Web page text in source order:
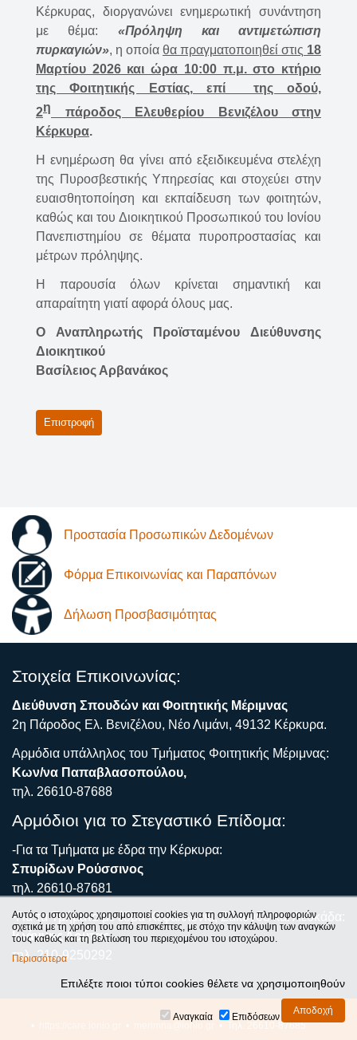
Κέρκυρας, διοργανώνει ενημερωτική συνάντηση
με θέμα: «Πρόληψη και αντιμετώπιση
πυρκαγιών», η οποία θα πραγματοποιηθεί στις 18
Μαρτίου 2026 και ώρα 10:00 π.μ. στο κτήριο
της Φοιτητικής Εστίας, επί της οδού,
2η πάροδος Ελευθερίου Βενιζέλου στην
Κέρκυρα.
Η ενημέρωση θα γίνει από εξειδικευμένα στελέχη
της Πυροσβεστικής Υπηρεσίας και στοχεύει στην
ευαισθητοποίηση και εκπαίδευση των φοιτητών,
καθώς και του Διοικητικού Προσωπικού του Ιονίου
Πανεπιστημίου σε θέματα πυροπροστασίας και
μέτρων πρόληψης.
Η παρουσία όλων κρίνεται σημαντική και
απαραίτητη γιατί αφορά όλους μας.
Ο Αναπληρωτής Προϊσταμένου Διεύθυνσης
Διοικητικού
Βασίλειος Αρβανάκος
Επιστροφή
Προστασία Προσωπικών Δεδομένων
Φόρμα Επικοινωνίας και Παραπόνων
Δήλωση Προσβασιμότητας
Στοιχεία Επικοινωνίας:
Διεύθυνση Σπουδών και Φοιτητικής Μέριμνας
2η Πάροδος Ελ. Βενιζέλου, Νέο Λιμάνι, 49132 Κέρκυρα.
Αρμόδια υπάλληλος του Τμήματος Φοιτητικής Μέριμνας:
Κων/να Παπαβλασοπούλου,
τηλ. 26610-87688
Αρμόδιοι για το Στεγαστικό Επίδομα:
-Για τα Τμήματα με έδρα την Κέρκυρα:
Σπυρίδων Ρούσσινος
τηλ. 26610-87681
-Για τα Τμήματα με έδρα Κεφαλλονιά, Ζάκυνθο και Λευκάδα:
Ιωάννης Λούτας
τηλ. 210-9250292
• Τηλ. 26610-87685
Αυτός ο ιστοχώρος χρησιμοποιεί cookies για τη συλλογή πληροφοριών
σχετικά με τη χρήση του από επισκέπτες, με στόχο την κάλυψη των αναγκών
τους καθώς και τη βελτίωση του περιεχομένου του ιστοχώρου.
Περισσότερα
Επιλέξτε ποιοι τύποι cookies θέλετε να χρησιμοποιηθούν
Αναγκαία Επιδόσεων